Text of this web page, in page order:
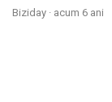
Biziday · acum 6 ani